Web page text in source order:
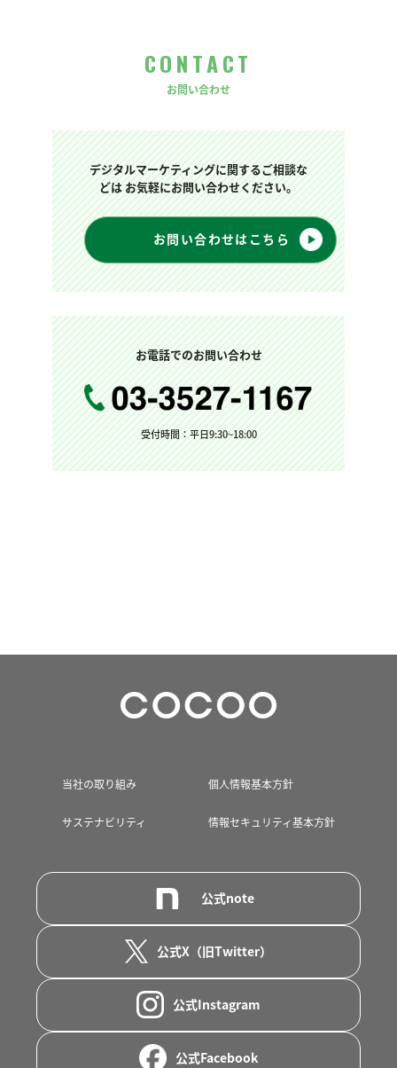
CONTACT
お問い合わせ
デジタルマーケティングに関するご相談な
どは お気軽にお問い合わせください。
お問い合わせはこちら
お電話でのお問い合わせ
受付時間：平日9:30~18:00
公式note
公式X（旧Twitter）
公式Instagram
公式Facebook
当社の取り組み
サステナビリティ
個人情報基本方針
情報セキュリティ基本方針